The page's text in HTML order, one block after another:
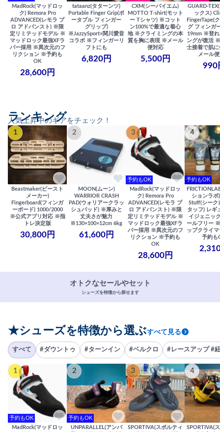
MadRock(マッドロッ
ク) Remora Pro
ADVANCED(レモラ プ
ロ アドバンスト) ※限
定リミテッドモデル ※
マッドロック最強XFラ
バー採用 ※異次元のフ
リクション ※予約も
OK
28,600円
tataanz(タターンツ)
Portable Finger Grip(ポ
ータブル フィンガー
グリップ)
※JazzySport×関川愛音
コラボ ※フィンガーリ
フトにも
6,820円
CXM(シーバイエム)
MOTTO T-shirt(モット
ー Tシャツ) ※コット
ン100%で最適な着心
地 ※クライミングの本
質を胸に表現 ※メール
便対応
5,500円
GUARD-
ックス)
FingerTape(
グ フィンガ
19mm ※登れ
ングが復活
士接着で肌
メール
990
人気上昇中のギアをチェック！
ランキング
1
Beastmaker(ビースト
メーカー)
Fingerboard(フィンガ
ーボード) 1000/2000
※公式アプリ対応 ※指
トレ決定版
30,800円
2
MOON(ムーン)
WARRIOR CRASH
PAD(ウォリアークラッ
シュパッド) ※厚みと
丈夫さが魅力
※130×100×12cm 6kg
61,600円
3
予約もOK
MadRock(マッドロッ
ク) Remora Pro
ADVANCED(レモラ プ
ロ アドバンスト) ※限
定リミテッドモデル ※
マッドロック最強XFラ
バー採用 ※異次元のフ
リクション ※予約も
OK
28,600円
4
予約もOK
ションラボ
Stuff(シーク
タッフ) レギ
イジェニッ
ールフリー
ップクライ
予約も
オトクなセールやセット
シューズを特徴から探せます
★シューズを特徴から選ぶすべて見る
すべて #ダウントゥ #ターンイン #ベルクロ #レースアップ #
1
予約もOK
MadRock(マッドロッ
2
予約もOK
UNPARALLEL(アンパ
3
SPORTIVA(スポルティ
4
SPORTIVA(